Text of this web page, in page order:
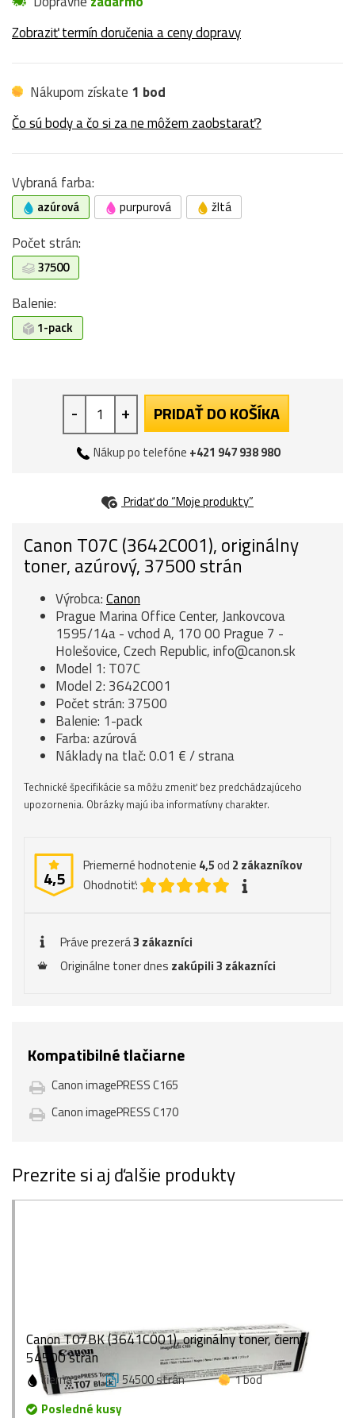
Zobraziť termín doručenia a ceny dopravy
Nákupom získate 1 bod
Čo sú body a čo si za ne môžem zaobstarať?
Vybraná farba:
azúrová purpurová žltá
Počet strán:
37500
Balenie:
1-pack
- + PRIDAŤ DO KOŠÍKA
Nákup po telefóne +421 947 938 980
Pridať do “Moje produkty”
Canon T07C (3642C001), originálny
toner, azúrový, 37500 strán
Výrobca:Canon
Prague Marina Office Center, Jankovcova
1595/14a - vchod A, 170 00 Prague 7 -
Holešovice, Czech Republic, info@canon.sk
Model 1: T07C
Model 2: 3642C001
Počet strán: 37500
Balenie: 1-pack
Farba: azúrová
Náklady na tlač: 0.01 € / strana
Technické špecifikácie sa môžu zmeniť bez predchádzajúceho
upozornenia. Obrázky majú iba informatívny charakter.
4,5
Priemerné hodnotenie 4,5od 2 zákazníkov
Ohodnotiť:
Práve prezerá3 zákazníci
Originálne toner dnes zakúpili 3 zákazníci
Kompatibilné tlačiarne
Canon imagePRESS C165
Canon imagePRESS C170
Prezrite si aj ďalšie produkty
Canon T07BK (3641C001), originálny toner, čierny,
54500 strán
čierna 54500 strán
1 bod
Posledné kusy